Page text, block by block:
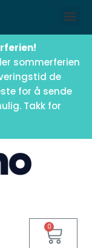
sommerferien
de
for å sende
Takk for
0